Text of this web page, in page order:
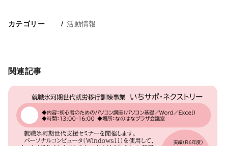
カテゴリー 活動情報
関連記事